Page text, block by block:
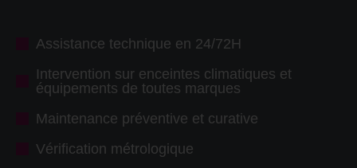
Assistance technique en 24/72H
Intervention sur enceintes climatiques et
équipements de toutes marques
Maintenance préventive et curative
Vérification métrologique